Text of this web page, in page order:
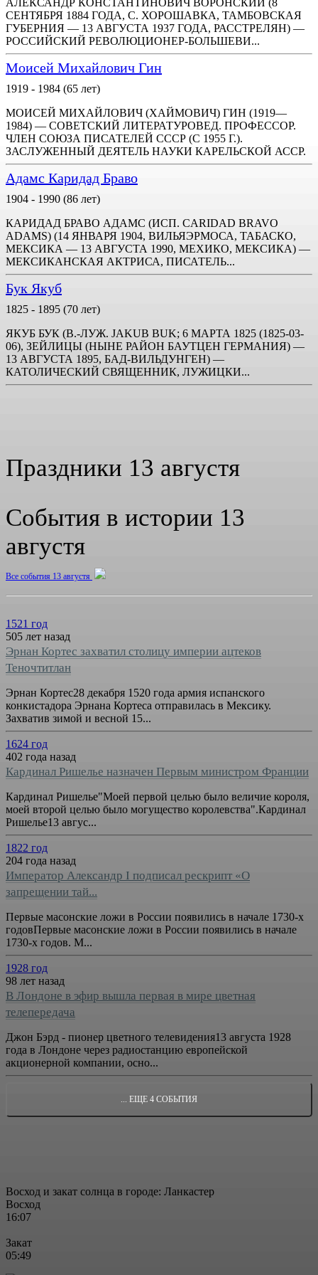
АЛЕКСАНДР КОНСТАНТИНОВИЧ ВОРОНСКИЙ (8
СЕНТЯБРЯ 1884 ГОДА, С. ХОРОШАВКА, ТАМБОВСКАЯ
ГУБЕРНИЯ — 13 АВГУСТА 1937 ГОДА, РАССТРЕЛЯН) —
РОССИЙСКИЙ РЕВОЛЮЦИОНЕР-БОЛЬШЕВИ...
Моисей Михайлович Гин
1919 - 1984 (65 лет)
МОИСЕЙ МИХАЙЛОВИЧ (ХАЙМОВИЧ) ГИН (1919—
1984) — СОВЕТСКИЙ ЛИТЕРАТУРОВЕД. ПРОФЕССОР.
ЧЛЕН СОЮЗА ПИСАТЕЛЕЙ СССР (С 1955 Г.).
ЗАСЛУЖЕННЫЙ ДЕЯТЕЛЬ НАУКИ КАРЕЛЬСКОЙ АССР.
Адамс Каридад Браво
1904 - 1990 (86 лет)
КАРИДАД БРАВО АДАМС (ИСП. CARIDAD BRAVO
ADAMS) (14 ЯНВАРЯ 1904, ВИЛЬЯЭРМОСА, ТАБАСКО,
МЕКСИКА — 13 АВГУСТА 1990, МЕХИКО, МЕКСИКА) —
МЕКСИКАНСКАЯ АКТРИСА, ПИСАТЕЛЬ...
Бук Якуб
1825 - 1895 (70 лет)
ЯКУБ БУК (В.-ЛУЖ. JAKUB BUK; 6 МАРТА 1825 (1825-03-
06), ЗЕЙЛИЦЫ (НЫНЕ РАЙОН БАУТЦЕН ГЕРМАНИЯ) —
13 АВГУСТА 1895, БАД-ВИЛЬДУНГЕН) —
КАТОЛИЧЕСКИЙ СВЯЩЕННИК, ЛУЖИЦКИ...
Праздники 13 августя
События в истории 13
августя
Все события 13 августя
1521 год
505 лет назад
Эрнан Кортес захватил столицу империи ацтеков
Теночтитлан
Эрнан Кортес28 декабря 1520 года армия испанского
конкистадора Эрнана Кортеса отправилась в Мексику.
Захватив зимой и весной 15...
1624 год
402 года назад
Кардинал Ришелье назначен Первым министром Франции
Кардинал Ришелье"Моей первой целью было величие короля,
моей второй целью было могущество королевства".Кардинал
Ришелье13 авгус...
1822 год
204 года назад
Император Александр I подписал рескрипт «О
запрещении тай...
Первые масонские ложи в России появились в начале 1730-х
годовПервые масонские ложи в России появились в начале
1730-х годов. М...
1928 год
98 лет назад
В Лондоне в эфир вышла первая в мире цветная
телепередача
Джон Бэрд - пионер цветного телевидения13 августа 1928
года в Лондоне через радиостанцию европейской
акционерной компании, осно...
... ЕЩЕ 4 СОБЫТИЯ
Восход и закат солнца в городе: Ланкастер
Восход
16:07
Закат
05:49